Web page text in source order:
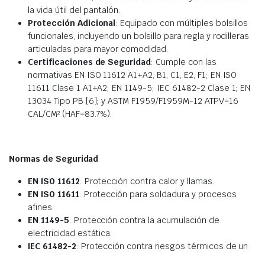
la vida útil del pantalón.
Protección Adicional: Equipado con múltiples bolsillos
funcionales, incluyendo un bolsillo para regla y rodilleras
articuladas para mayor comodidad.
Certificaciones de Seguridad: Cumple con las
normativas EN ISO 11612 A1+A2, B1, C1, E2, F1; EN ISO
11611 Clase 1 A1+A2; EN 1149-5; IEC 61482-2 Clase 1; EN
13034 Tipo PB [6]; y ASTM F1959/F1959M-12 ATPV=16
CAL/CM² (HAF=83.7%).
Normas de Seguridad
EN ISO 11612: Protección contra calor y llamas.
EN ISO 11611: Protección para soldadura y procesos
afines.
EN 1149-5: Protección contra la acumulación de
electricidad estática.
IEC 61482-2: Protección contra riesgos térmicos de un